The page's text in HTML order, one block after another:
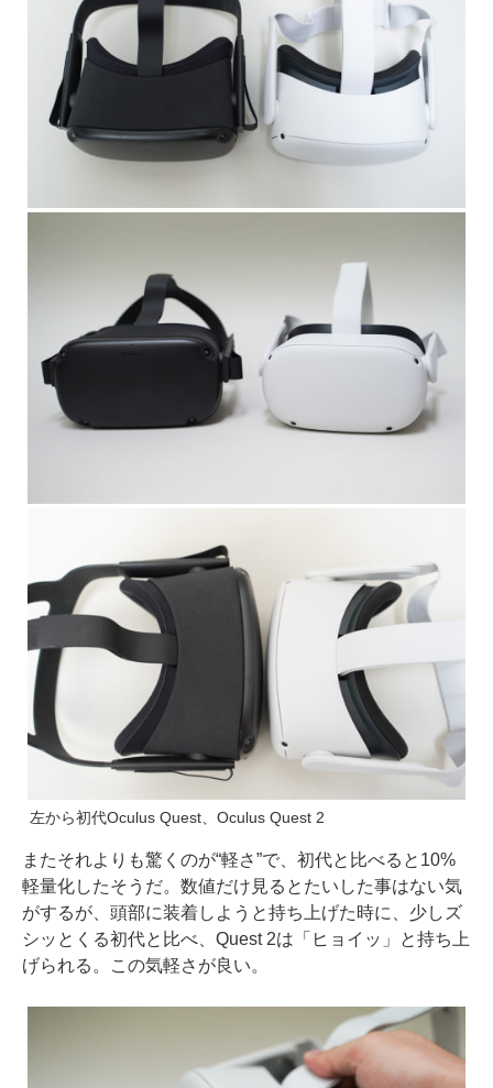
左から初代Oculus Quest、Oculus Quest 2
またそれよりも驚くのが“軽さ”で、初代と比べると10%
軽量化したそうだ。数値だけ見るとたいした事はない気
がするが、頭部に装着しようと持ち上げた時に、少しズ
シッとくる初代と比べ、Quest 2は「ヒョイッ」と持ち上
げられる。この気軽さが良い。